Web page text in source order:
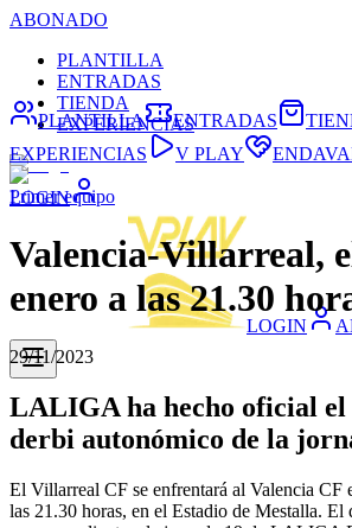
ABONADO
PLANTILLA
ENTRADAS
TIENDA
EXPERIENCIAS
LOGIN
LOGIN
PLANTILLA ENTRADAS
EXPERIENCIAS
V PLAY
Primer equipo
Valencia-Villarreal,
enero a las 21.30
29/11/2023
LALIGA ha hecho oficial
derbi autonómico de la
El Villarreal CF se enfrentará al Valencia CF
las 21.30 horas, en el Estadio de Mestalla. El